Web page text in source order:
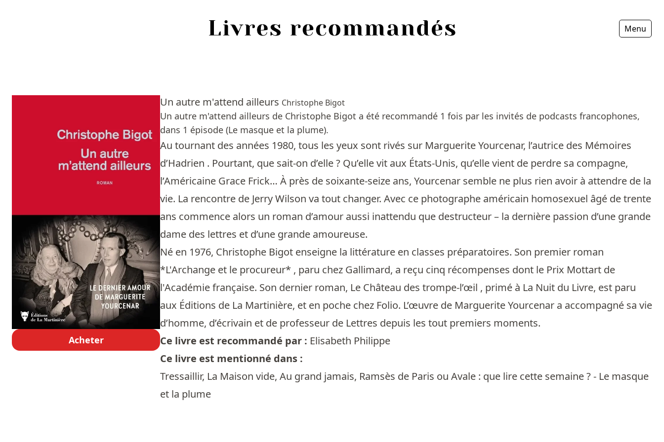
Menu
Acheter
Un autre m'attend ailleurs Christophe Bigot
Un autre m'attend ailleurs de Christophe Bigot a été recommandé 1 fois par les invités de podcasts francophones,
dans 1 épisode (Le masque et la plume).
Au tournant des années 1980, tous les yeux sont rivés sur Marguerite Yourcenar, l’autrice des Mémoires
d’Hadrien . Pourtant, que sait-on d’elle ? Qu’elle vit aux États-Unis, qu’elle vient de perdre sa compagne,
l’Américaine Grace Frick… À près de soixante-seize ans, Yourcenar semble ne plus rien avoir à attendre de la
vie. La rencontre de Jerry Wilson va tout changer. Avec ce photographe américain homosexuel âgé de trente
ans commence alors un roman d’amour aussi inattendu que destructeur – la dernière passion d’une grande
dame des lettres et d’une grande amoureuse.
Né en 1976, Christophe Bigot enseigne la littérature en classes préparatoires. Son premier roman
*L'Archange et le procureur* , paru chez Gallimard, a reçu cinq récompenses dont le Prix Mottart de
l'Académie française. Son dernier roman, Le Château des trompe-l’œil , primé à La Nuit du Livre, est paru
aux Éditions de La Martinière, et en poche chez Folio. L’œuvre de Marguerite Yourcenar a accompagné sa vie
d’homme, d’écrivain et de professeur de Lettres depuis les tout premiers moments.
Ce livre est recommandé par : Elisabeth Philippe
Ce livre est mentionné dans :
Tressaillir, La Maison vide, Au grand jamais, Ramsès de Paris ou Avale : que lire cette semaine ? - Le masque
et la plume
Personnes
Livres
Livres les plus recommandés
Prix littéraires